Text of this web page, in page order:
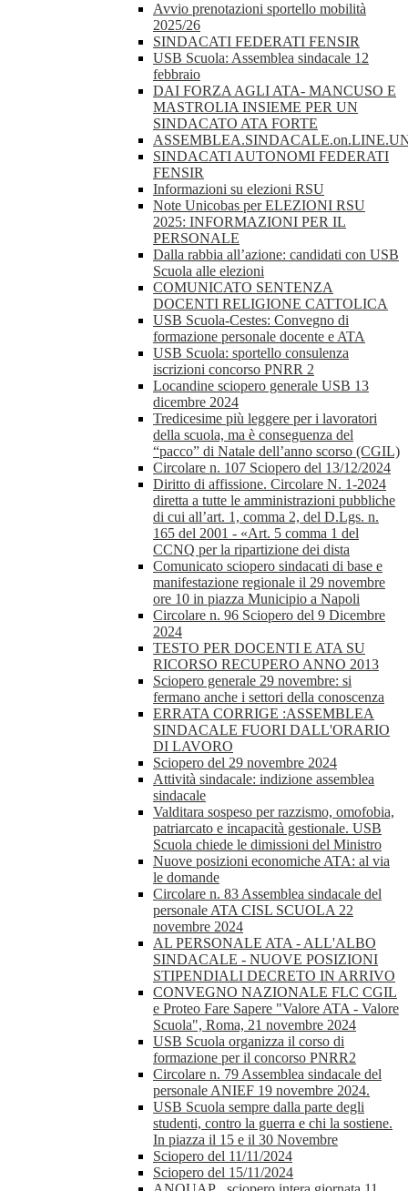
Avvio prenotazioni sportello mobilità
2025/26
SINDACATI FEDERATI FENSIR
USB Scuola: Assemblea sindacale 12
febbraio
DAI FORZA AGLI ATA- MANCUSO E
MASTROLIA INSIEME PER UN
SINDACATO ATA FORTE
SINDACATI AUTONOMI FEDERATI
FENSIR
Informazioni su elezioni RSU
Note Unicobas per ELEZIONI RSU
2025: INFORMAZIONI PER IL
PERSONALE
Dalla rabbia all’azione: candidati con USB
Scuola alle elezioni
COMUNICATO SENTENZA
DOCENTI RELIGIONE CATTOLICA
USB Scuola-Cestes: Convegno di
formazione personale docente e ATA
USB Scuola: sportello consulenza
iscrizioni concorso PNRR 2
Locandine sciopero generale USB 13
dicembre 2024
Tredicesime più leggere per i lavoratori
della scuola, ma è conseguenza del
“pacco” di Natale dell’anno scorso (CGIL)
Circolare n. 107 Sciopero del 13/12/2024
Diritto di affissione. Circolare N. 1-2024
diretta a tutte le amministrazioni pubbliche
di cui all’art. 1, comma 2, del D.Lgs. n.
165 del 2001 - «Art. 5 comma 1 del
CCNQ per la ripartizione dei dista
Comunicato sciopero sindacati di base e
manifestazione regionale il 29 novembre
ore 10 in piazza Municipio a Napoli
Circolare n. 96 Sciopero del 9 Dicembre
2024
TESTO PER DOCENTI E ATA SU
RICORSO RECUPERO ANNO 2013
Sciopero generale 29 novembre: si
fermano anche i settori della conoscenza
ERRATA CORRIGE :ASSEMBLEA
SINDACALE FUORI DALL'ORARIO
DI LAVORO
Sciopero del 29 novembre 2024
Attività sindacale: indizione assemblea
sindacale
Valditara sospeso per razzismo, omofobia,
patriarcato e incapacità gestionale. USB
Scuola chiede le dimissioni del Ministro
Nuove posizioni economiche ATA: al via
le domande
Circolare n. 83 Assemblea sindacale del
personale ATA CISL SCUOLA 22
novembre 2024
AL PERSONALE ATA - ALL'ALBO
SINDACALE - NUOVE POSIZIONI
STIPENDIALI DECRETO IN ARRIVO
CONVEGNO NAZIONALE FLC CGIL
e Proteo Fare Sapere "Valore ATA - Valore
Scuola", Roma, 21 novembre 2024
USB Scuola organizza il corso di
formazione per il concorso PNRR2
Circolare n. 79 Assemblea sindacale del
personale ANIEF 19 novembre 2024.
USB Scuola sempre dalla parte degli
studenti, contro la guerra e chi la sostiene.
In piazza il 15 e il 30 Novembre
Sciopero del 11/11/2024
Sciopero del 15/11/2024